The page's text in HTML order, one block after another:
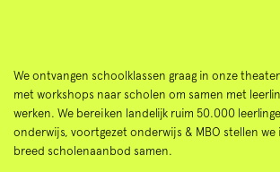
We ontvangen schoolklassen graag in onze
met workshops naar scholen om samen met
werken. We bereiken landelijk ruim 50.000
onderwijs, voortgezet onderwijs & MBO stellen we
breed scholenaanbod samen.